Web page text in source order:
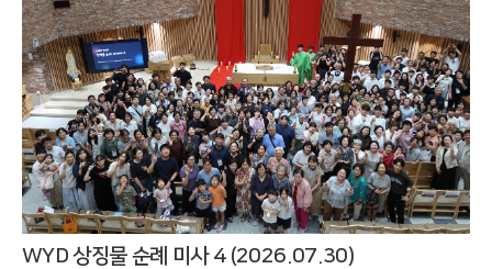
WYD 상징물 순례 미사 4 (2026.07.30)